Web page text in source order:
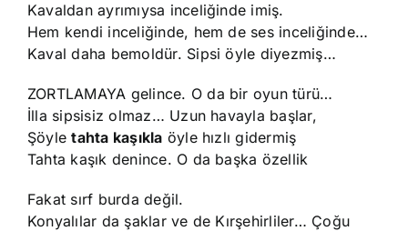
Kavaldan ayrımıysa inceliğinde imiş.
Hem kendi inceliğinde, hem de ses inceliğinde…
Kaval daha bemoldür. Sipsi öyle diyezmiş…
ZORTLAMAYA gelince. O da bir oyun türü…
İlla sipsisiz olmaz… Uzun havayla başlar,
Şöyletahta kaşıkla öyle hızlı gidermiş
Tahta kaşık denince. O da başka özellik
Fakat sırf burda değil.
Konyalılar da şaklar ve de Kırşehirliler… Çoğu